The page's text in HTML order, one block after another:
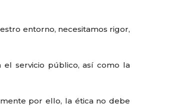
entorno, necesitamos rigor,
servicio público, así como la
por ello, la ética no debe